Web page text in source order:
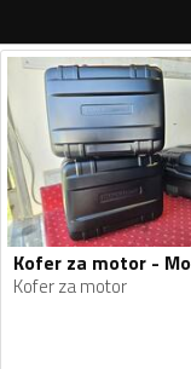
Kofer za motor